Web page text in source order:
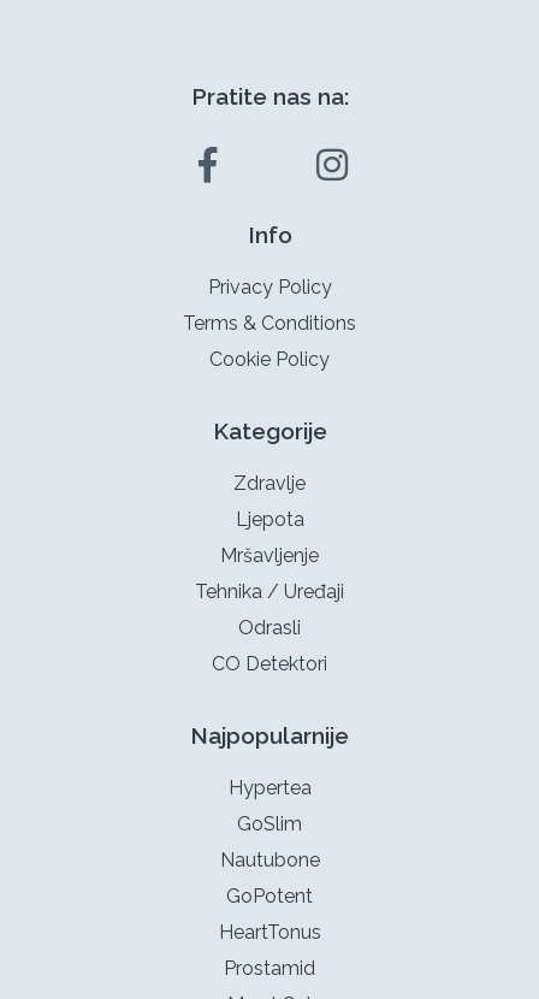
Pratite nas na:
Info
Privacy Policy
Terms & Conditions
Cookie Policy
Kategorije
Zdravlje
Ljepota
Mršavljenje
Tehnika / Uređaji
Odrasli
CO Detektori
Najpopularnije
Hypertea
GoSlim
Nautubone
GoPotent
HeartTonus
Prostamid